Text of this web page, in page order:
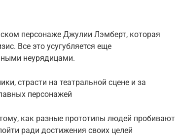
персонаже Джулии Лэмберт, которая
Все это усугубляется еще
неурядицами.
страсти на театральной сцене и за
персонажей
как разные прототипы людей пробивают
ради достижения своих целей